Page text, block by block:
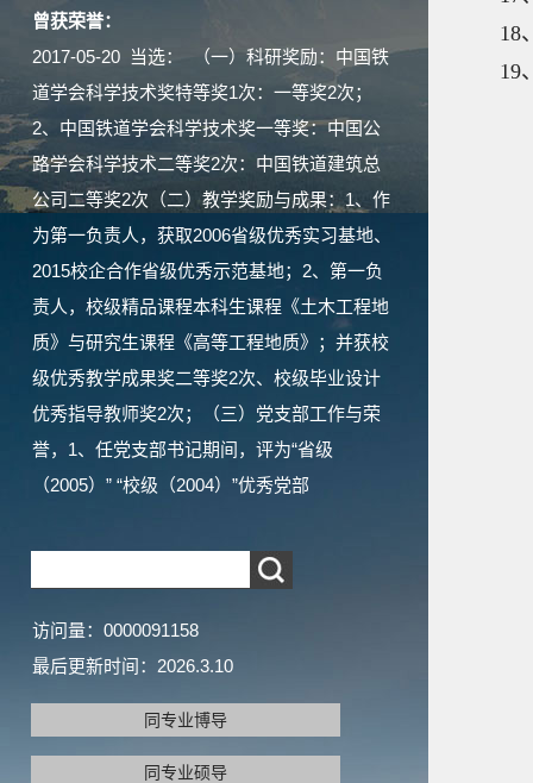
曾获荣誉：
2017-05-20 当选： （一）科研奖励：中国铁
道学会科学技术奖特等奖1次：一等奖2次；
2、中国铁道学会科学技术奖一等奖：中国公
路学会科学技术二等奖2次：中国铁道建筑总
公司二等奖2次（二）教学奖励与成果：1、作
为第一负责人，获取2006省级优秀实习基地、
2015校企合作省级优秀示范基地；2、第一负
责人，校级精品课程本科生课程《土木工程地
质》与研究生课程《高等工程地质》；并获校
级优秀教学成果奖二等奖2次、校级毕业设计
优秀指导教师奖2次；（三）党支部工作与荣
誉，1、任党支部书记期间，评为“省级
（2005）” “校级（2004）”优秀党部
访问量： 0000091158
最后更新时间： 2026.3.10
同专业博导
同专业硕导
18
19